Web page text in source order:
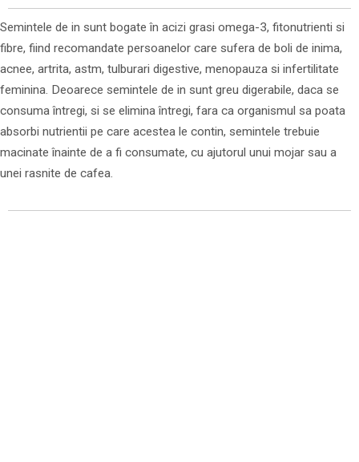
Semintele de in sunt bogate în acizi grasi omega-3, fitonutrienti si
fibre, fiind recomandate persoanelor care sufera de boli de inima,
acnee, artrita, astm, tulburari digestive, menopauza si infertilitate
feminina. Deoarece semintele de in sunt greu digerabile, daca se
consuma întregi, si se elimina întregi, fara ca organismul sa poata
absorbi nutrientii pe care acestea le contin, semintele trebuie
macinate înainte de a fi consumate, cu ajutorul unui mojar sau a
unei rasnite de cafea.